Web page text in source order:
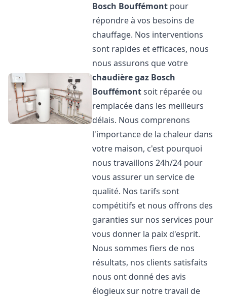
Bosch Bouffémont pour
répondre à vos besoins de
chauffage. Nos interventions
sont rapides et efficaces, nous
nous assurons que votre
chaudière gaz Bosch
Bouffémontsoit réparée ou
remplacée dans les meilleurs
délais. Nous comprenons
l'importance de la chaleur dans
votre maison, c'est pourquoi
nous travaillons 24h/24 pour
vous assurer un service de
qualité. Nos tarifs sont
compétitifs et nous offrons des
garanties sur nos services pour
vous donner la paix d'esprit.
Nous sommes fiers de nos
résultats, nos clients satisfaits
nous ont donné des avis
élogieux sur notre travail de